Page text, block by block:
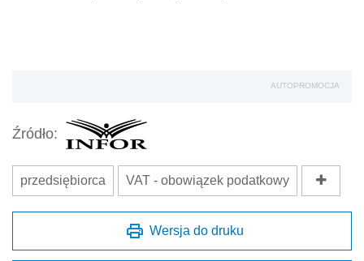
AUTOPROMOCJA
Źródło:
przedsiębiorca VAT - obowiązek podatkowy
Wersja do druku